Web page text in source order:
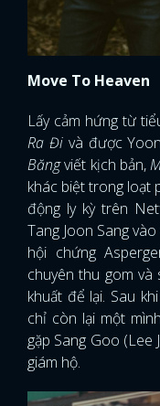
Move To Heaven
Lấy cảm hứng từ
Ra Đivà được
Băngviết kịch bản,
khác biệt trong loạt
động ly kỳ trên
Tang Joon Sang
hội chứng
chuyên thu gom
khuất để lại. Sau
chỉ còn lại một
gặp Sang Goo
giám hộ.